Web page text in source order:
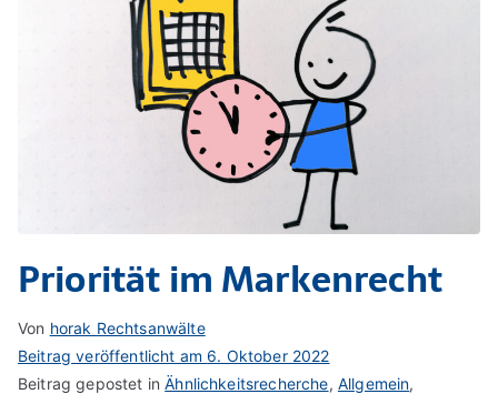
Priorität im Markenrecht
Von horak Rechtsanwälte
Beitrag veröffentlicht am 6. Oktober 2022
Beitrag gepostet inÄhnlichkeitsrecherche, Allgemein,